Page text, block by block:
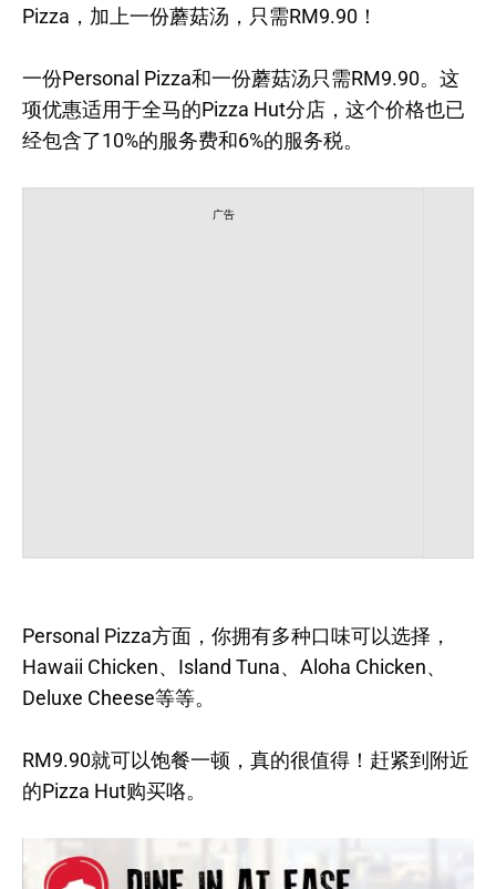
Pizza，加上一份蘑菇汤，只需RM9.90！
一份Personal Pizza和一份蘑菇汤只需RM9.90。这
项优惠适用于全马的Pizza Hut分店，这个价格也已
经包含了10%的服务费和6%的服务税。
广告
Personal Pizza方面，你拥有多种口味可以选择，
Hawaii Chicken、Island Tuna、Aloha Chicken、
Deluxe Cheese等等。
RM9.90就可以饱餐一顿，真的很值得！赶紧到附近
的Pizza Hut购买咯。